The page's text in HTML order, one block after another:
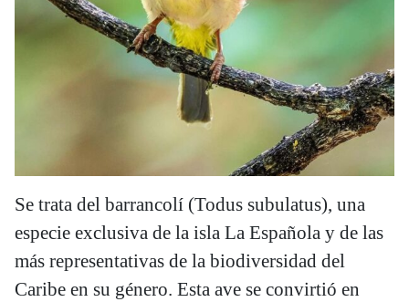
Se trata del barrancolí (Todus subulatus), una
especie exclusiva de la isla La Española y de las
más representativas de la biodiversidad del
Caribe en su género. Esta ave se convirtió en